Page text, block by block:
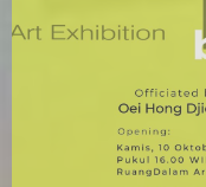
Kelas LemakJenuh
RuangDalam Art